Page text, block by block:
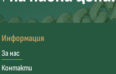
Информация
За нас
Контакти